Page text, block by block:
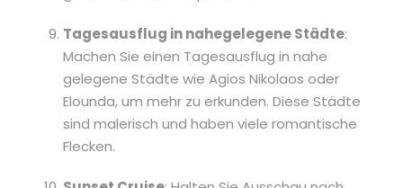
Tagesausflug in nahegelegene Städte:
Machen Sie einen Tagesausflug in nahe
gelegene Städte wie Agios Nikolaos oder
Elounda, um mehr zu erkunden. Diese Städte
sind malerisch und haben viele romantische
Flecken.